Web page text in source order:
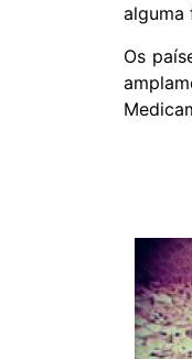
alguma
Os